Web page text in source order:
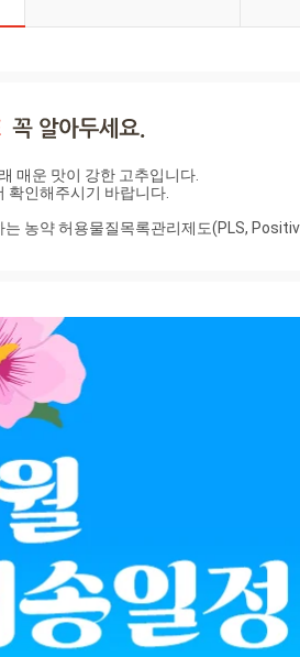
매운 맛이 강한 고추입니다.
확인해주시기 바랍니다.
는 농약 허용물질목록관리제도(PLS,